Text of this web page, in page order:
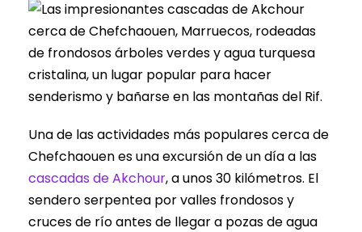
Una de las actividades más populares cerca de
Chefchaouen es una excursión de un día a las
cascadas de Akchour, a unos 30 kilómetros. El
sendero serpentea por valles frondosos y
cruces de río antes de llegar a pozas de agua